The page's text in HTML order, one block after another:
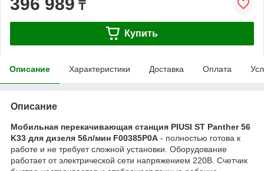
₸
Купить
Описание Характеристики Доставка Оплата
Описание
Мобильная перекачивающая станция PIUSI ST Panther 56
K33 для дизеля 56л/мин F00385P0A - полностью готова к
работе и не требует сложной установки. Оборудование
работает от электрической сети напряжением 220В. Счетчик